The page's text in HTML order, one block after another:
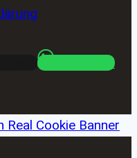
WhatsApp
Cookie Banner